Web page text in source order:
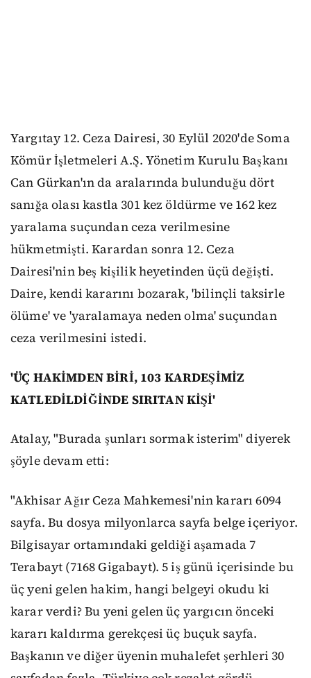
Yargıtay 12. Ceza Dairesi, 30 Eylül 2020'de Soma
Kömür İşletmeleri A.Ş. Yönetim Kurulu Başkanı
Can Gürkan'ın da aralarında bulunduğu dört
sanığa olası kastla 301 kez öldürme ve 162 kez
yaralama suçundan ceza verilmesine
hükmetmişti. Karardan sonra 12. Ceza
Dairesi'nin beş kişilik heyetinden üçü değişti.
Daire, kendi kararını bozarak, 'bilinçli taksirle
ölüme' ve 'yaralamaya neden olma' suçundan
ceza verilmesini istedi.
'ÜÇ HAKİMDEN BİRİ, 103 KARDEŞİMİZ
KATLEDİLDİĞİNDE SIRITAN KİŞİ'
Atalay, "Burada şunları sormak isterim" diyerek
şöyle devam etti:
"Akhisar Ağır Ceza Mahkemesi'nin kararı 6094
sayfa. Bu dosya milyonlarca sayfa belge içeriyor.
Bilgisayar ortamındaki geldiği aşamada 7
Terabayt (7168 Gigabayt). 5 iş günü içerisinde bu
üç yeni gelen hakim, hangi belgeyi okudu ki
karar verdi? Bu yeni gelen üç yargıcın önceki
kararı kaldırma gerekçesi üç buçuk sayfa.
Başkanın ve diğer üyenin muhalefet şerhleri 30